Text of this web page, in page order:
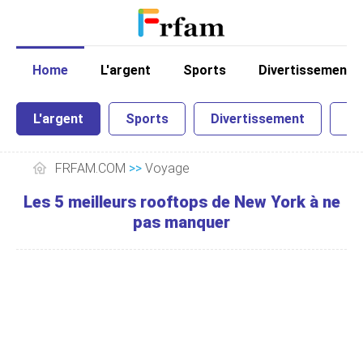
Home L'argent Sports Divertissement
L'argent Sports Divertissement
FRFAM.COM >> Voyage
Les 5 meilleurs rooftops de New York à ne
pas manquer